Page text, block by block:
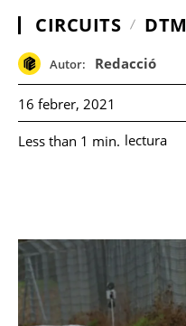
CIRCUITS DTM
Autor: Redacció
16 febrer, 2021
Less than 1 min. lectura